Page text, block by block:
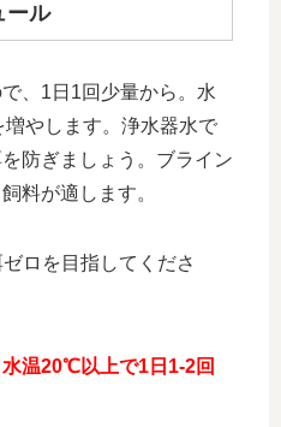
ール
、1日1回少量から。水
やします。浄水器水で
防ぎましょう。ブライン
料が適します。
ロを目指してくださ
温20℃以上で1日1-2回